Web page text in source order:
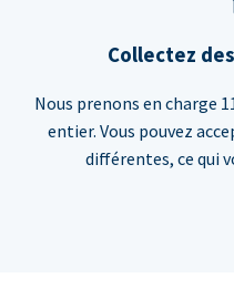
Collectez
Nous prenons en charge
entier. Vous pouvez
différentes, ce qui